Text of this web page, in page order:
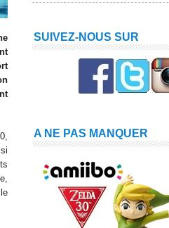
SUIVEZ-NOUS SUR
A NE PAS MANQUER